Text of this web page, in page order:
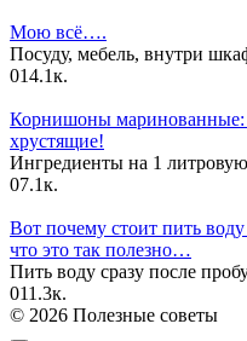
Мою всё….
Посуду, мебель, внутри
014.1к.
Корнишоны маринованные:
хрустящие!
Ингредиенты на 1
07.1к.
Вот почему стоит пить
что это так полезно…
Пить воду сразу после
011.3к.
© 2026 Полезные советы